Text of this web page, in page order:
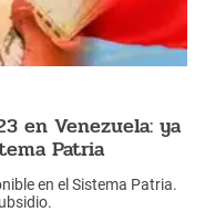
en Venezuela: ya
Patria
en el Sistema Patria.